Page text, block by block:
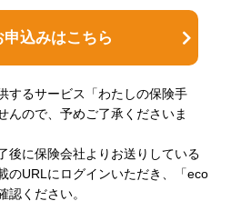
込みはこちら
するサービス「わたしの保険手
んので、予めご了承くださいま
後に保険会社よりお送りしている
のURLにログインいただき、「eco
認ください。